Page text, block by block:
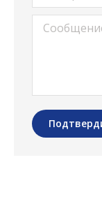
Сообщение